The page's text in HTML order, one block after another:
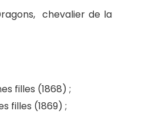
chevalier de la
filles (1868) ;
filles (1869) ;